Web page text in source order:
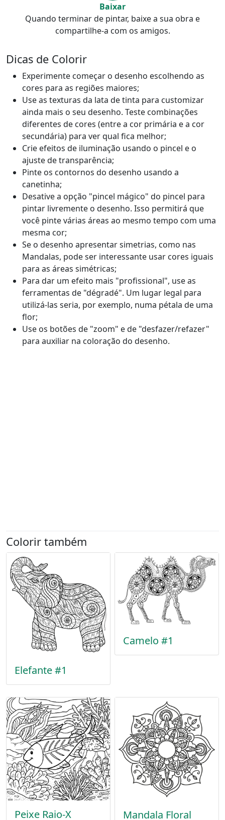
Baixar
Quando terminar de pintar, baixe a sua obra e
compartilhe-a com os amigos.
Dicas de Colorir
Experimente começar o desenho escolhendo as
cores para as regiões maiores;
Use as texturas da lata de tinta para customizar
ainda mais o seu desenho. Teste combinações
diferentes de cores (entre a cor primária e a cor
secundária) para ver qual fica melhor;
Crie efeitos de iluminação usando o pincel e o
ajuste de transparência;
Pinte os contornos do desenho usando a
canetinha;
Desative a opção "pincel mágico" do pincel para
pintar livremente o desenho. Isso permitirá que
você pinte várias áreas ao mesmo tempo com uma
mesma cor;
Se o desenho apresentar simetrias, como nas
Mandalas, pode ser interessante usar cores iguais
para as áreas simétricas;
Para dar um efeito mais "profissional", use as
ferramentas de "dégradé". Um lugar legal para
utilizá-las seria, por exemplo, numa pétala de uma
flor;
Use os botões de "zoom" e de "desfazer/refazer"
para auxiliar na coloração do desenho.
Colorir também
Elefante #1
Camelo #1
Peixe Raio-X
Mandala Floral